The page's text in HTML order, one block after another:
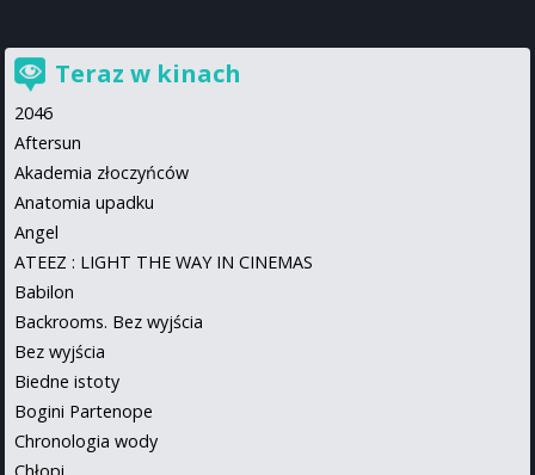
Teraz w kinach
2046
Aftersun
Akademia złoczyńców
Anatomia upadku
Angel
ATEEZ : LIGHT THE WAY IN CINEMAS
Babilon
Backrooms. Bez wyjścia
Bez wyjścia
Biedne istoty
Bogini Partenope
Chronologia wody